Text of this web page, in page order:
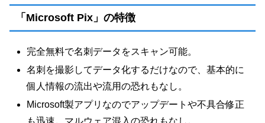
「Microsoft Pix」の特徴
完全無料で名刺データをスキャン可能。
名刺を撮影してデータ化するだけなので、基本的に
個人情報の流出や流用の恐れもなし。
Microsoft製アプリなのでアップデートや不具合修正